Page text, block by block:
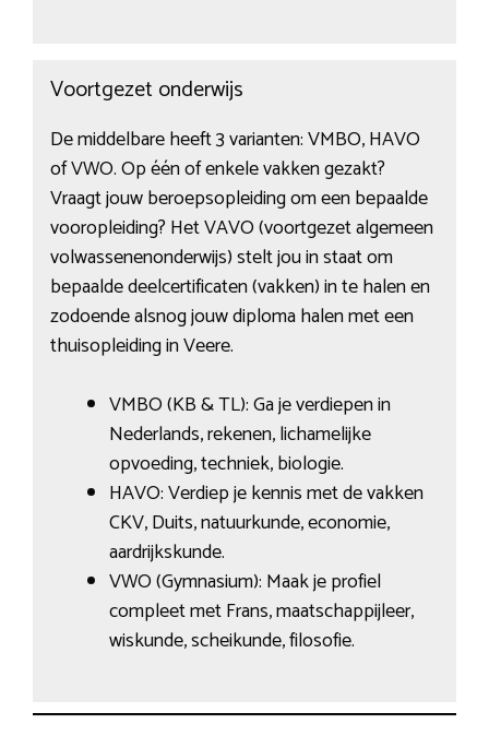
Voortgezet onderwijs
De middelbare heeft 3 varianten: VMBO, HAVO
of VWO. Op één of enkele vakken gezakt?
Vraagt jouw beroepsopleiding om een bepaalde
vooropleiding? Het VAVO (voortgezet algemeen
volwassenenonderwijs) stelt jou in staat om
bepaalde deelcertificaten (vakken) in te halen en
zodoende alsnog jouw diploma halen met een
thuisopleiding in Veere.
VMBO (KB & TL): Ga je verdiepen in
Nederlands, rekenen, lichamelijke
opvoeding, techniek, biologie.
HAVO: Verdiep je kennis met de vakken
CKV, Duits, natuurkunde, economie,
aardrijkskunde.
VWO (Gymnasium): Maak je profiel
compleet met Frans, maatschappijleer,
wiskunde, scheikunde, filosofie.